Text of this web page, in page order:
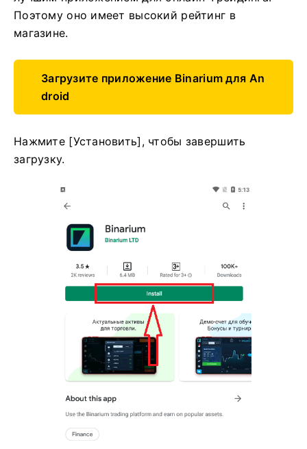
Поэтому оно имеет высокий рейтинг в
магазине.
Загрузите приложение Binarium для An
droid
Нажмите [Установить], чтобы завершить
загрузку.